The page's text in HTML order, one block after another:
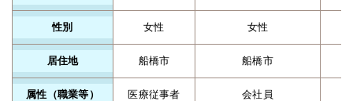
性別 女性 女性
居住地 船橋市 船橋市
属性（職業等） 医療従事者 会社員